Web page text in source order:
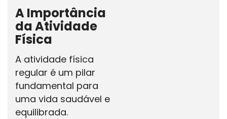
A Importância
da Atividade
Física
A atividade física
regular é um pilar
fundamental para
uma vida saudável e
equilibrada.